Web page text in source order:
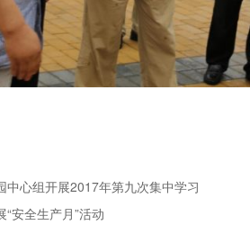
中心组开展2017年第九次集中学习
“安全生产月”活动